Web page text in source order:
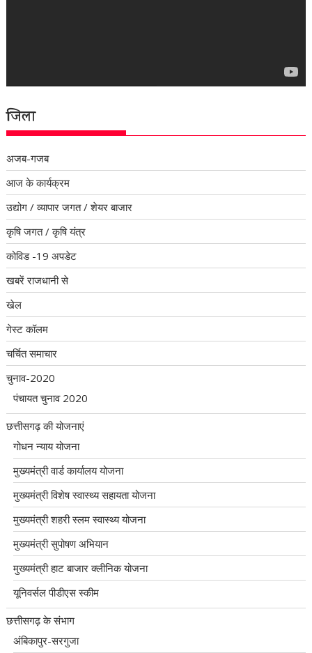
जिला
अजब-गजब
आज के कार्यक्रम
उद्योग / व्यापार जगत / शेयर बाजार
कृषि जगत / कृषि यंत्र
कोविड -19 अपडेट
खबरें राजधानी से
खेल
गेस्ट कॉलम
चर्चित समाचार
चुनाव-2020
पंचायत चुनाव 2020
छत्तीसगढ़ की योजनाएं
गोधन न्याय योजना
मुख्यमंत्री वार्ड कार्यालय योजना
मुख्यमंत्री विशेष स्वास्थ्य सहायता योजना
मुख्यमंत्री शहरी स्लम स्वास्थ्य योजना
मुख्यमंत्री सुपोषण अभियान
मुख्यमंत्री हाट बाजार क्लीनिक योजना
यूनिवर्सल पीडीएस स्कीम
छत्तीसगढ़ के संभाग
अंबिकापुर-सरगुजा